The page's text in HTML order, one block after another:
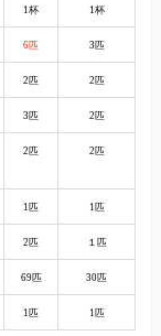
1杯 1杯
6匹 3匹
2匹 2匹
3匹 2匹
2匹 2匹
1匹 1匹
2匹 １匹
69匹 30匹
1匹 1匹